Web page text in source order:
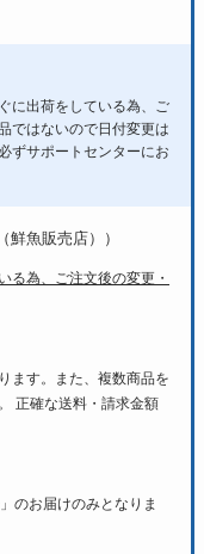
に出荷をしている為、ご
ではないので日付変更は
ずサポートセンターにお
鮮魚販売店））
る為、ご注文後の変更・
ます。また、複数商品を
正確な送料・請求金額
のお届けのみとなりま